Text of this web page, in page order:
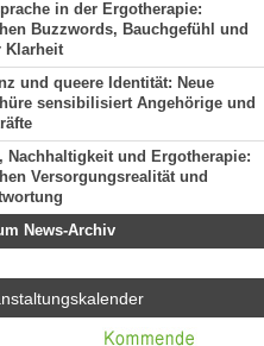
in der Ergotherapie:
Buzzwords, Bauchgefühl und
Klarheit
und queere Identität: Neue
sensibilisiert Angehörige und
Nachhaltigkeit und Ergotherapie:
Versorgungsrealität und
News-Archiv